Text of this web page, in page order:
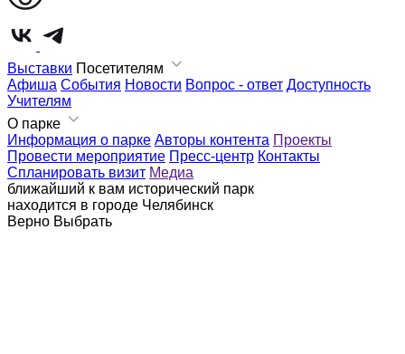
Выставки Посетителям
Афиша События Новости Вопрос - ответ Доступность
Учителям
О парке
Информация о парке Авторы контента Проекты
Провести мероприятие Пресс-центр Контакты
Спланировать визит Медиа
ближайший к вам исторический парк
находится в городе Челябинск
Верно Выбрать